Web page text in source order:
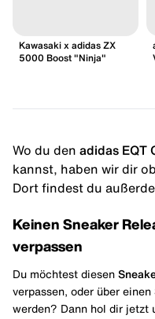
Kawasaki x adidas ZX
5000 Boost "Ninja"
Wo du den adidas EQT
kannst, haben wir dir
Dort findest du
Keinen Sneaker
verpassen
Du möchtest diesen
verpassen, oder über einen
werden? Dann hol dir jetzt